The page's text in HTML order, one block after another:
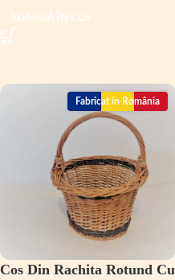
ADAUGĂ ÎN COȘ
Fabricat în România
Cos Din Rachita Rotund Cu